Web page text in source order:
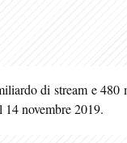
di stream e
novembre 2019.